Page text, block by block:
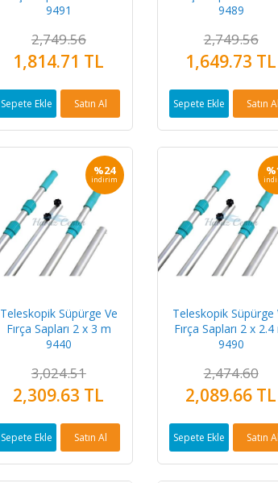
9491
2,749.56
1,814.71 TL
Sepete Ekle Satın Al
9489
2,749.56
1,649.73 TL
Sepete Ekle Satın Al
%24
indirim
Teleskopik Süpürge Ve
Fırça Sapları 2 x 3 m
9440
3,024.51
2,309.63 TL
Sepete Ekle Satın Al
Teleskopik Süpürge
Fırça Sapları 2 x 2.4
9490
2,474.60
2,089.66 TL
Sepete Ekle Satın Al